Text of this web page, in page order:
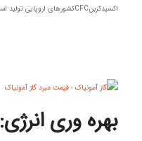
اکسیدکربنCFCکشورهای اروپایی تولید استفاده کردند.
بهره وری انرژی: